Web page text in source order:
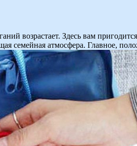
возрастает. Здесь вам
семейная атмосфера. Главное,